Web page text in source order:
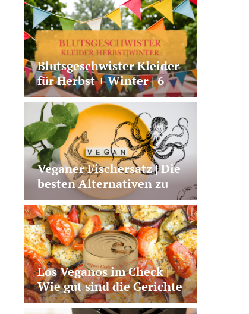
Blutsgeschwister Kleider
für Herbst + Winter | 6
besondere Modelle
Veganer Fischersatz | Die
besten Alternativen zu
Lachs, Thunfisch und Co.
Los Veganos im Check |
Wie gut sind die Gerichte
aus der Dose?